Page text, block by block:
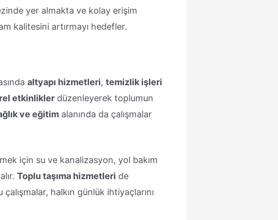
yer almakta ve kolay erişim
kalitesini artırmayı hedefler.
altyapı hizmetleri, temizlik işleri
etkinlikler düzenleyerek toplumun
ve eğitim alanında da çalışmalar
için su ve kanalizasyon, yol bakım
Toplu taşıma hizmetleri de
halkın günlük ihtiyaçlarını